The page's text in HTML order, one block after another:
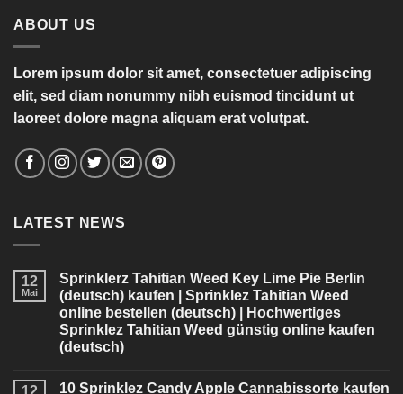
ABOUT US
Lorem ipsum dolor sit amet, consectetuer adipiscing
elit, sed diam nonummy nibh euismod tincidunt ut
laoreet dolore magna aliquam erat volutpat.
LATEST NEWS
12
Mai
Sprinklerz Tahitian Weed Key Lime Pie Berlin
(deutsch) kaufen | Sprinklez Tahitian Weed
online bestellen (deutsch) | Hochwertiges
Sprinklez Tahitian Weed günstig online kaufen
(deutsch)
12 10 Sprinklez Candy Apple Cannabissorte kaufen